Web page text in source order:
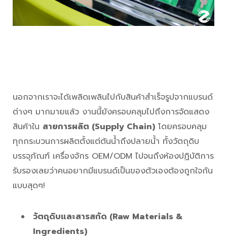
นอกจากเราจะได้เพลิดเพลินไปกับสินค้าสำเร็จรูปจากแบรนด์
ต่างๆ มากมายแล้ว งานนี้ยังครอบคลุมไปถึงการจัดแสดง
สินค้าใน สายการผลิต (Supply Chain) โดยครอบคลุม
ทุกกระบวนการผลิตตั้งแต่ต้นน้ำถึงปลายน้ำ ทั้งวัตถุดิบ
บรรจุภัณฑ์ เครื่องจักร OEM/ODM ไปจนถึงห้องปฏิบัติการ
รับรองเลยว่าคนอยากมีแบรนด์เป็นของตัวเองต้องถูกใจกัน
แบบสุดๆ!
วัตถุดิบและสารสกัด (Raw Materials &
Ingredients)